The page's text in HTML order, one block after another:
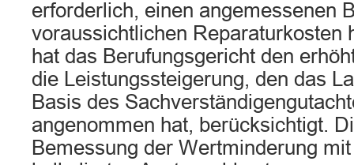
erforderlich, einen angemessenen
voraussichtlichen Reparaturkosten
hat das Berufungsgericht den
die Leistungssteigerung, den das
Basis des
angenommen hat, berücksichtigt.
Bemessung der Wertminderung